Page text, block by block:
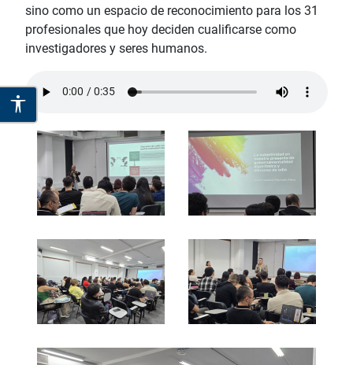
sino como un espacio de reconocimiento para los 31
profesionales que hoy deciden cualificarse como
investigadores y seres humanos.